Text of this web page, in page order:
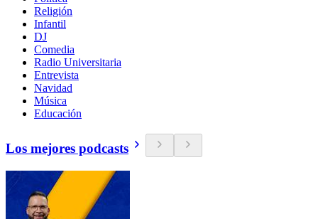
Religión
Infantil
DJ
Comedia
Radio Universitaria
Entrevista
Navidad
Música
Educación
Los mejores podcasts